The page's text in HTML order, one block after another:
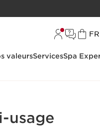
FR
valeursServicesSpa
usage